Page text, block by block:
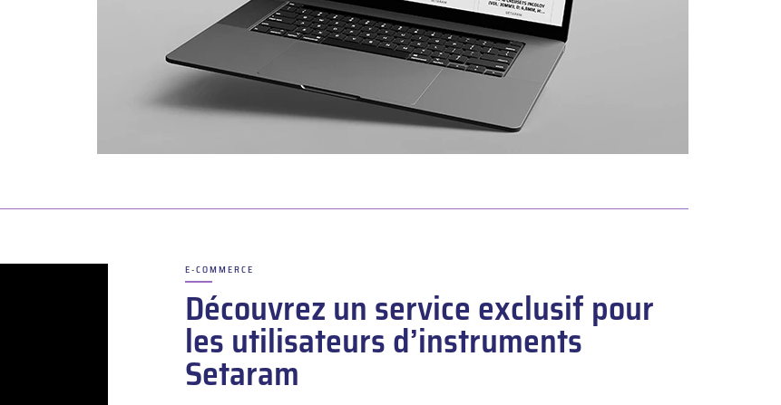
E-COMMERCE
–
Découvrez un service exclusif pour
les utilisateurs d’instruments
Setaram